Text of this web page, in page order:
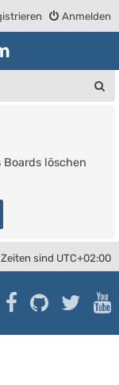
Anmelden
Boards löschen
sind UTC+02:00